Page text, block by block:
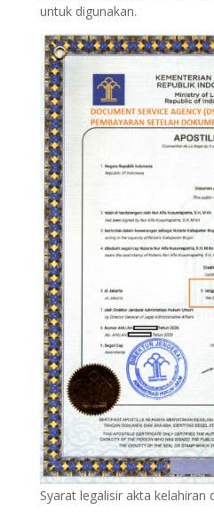
untuk digunakan.
Syarat legalisir akta kelahiran